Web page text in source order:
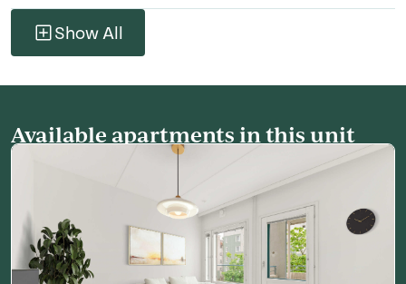
Show All
Available apartments in this unit